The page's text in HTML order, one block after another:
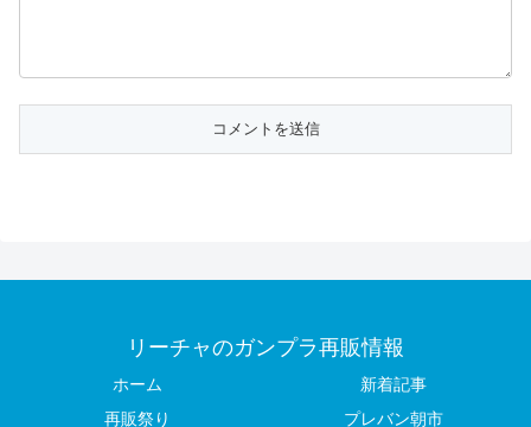
リーチャのガンプラ再販情報
ホーム
新着記事
再販祭り
プレバン朝市